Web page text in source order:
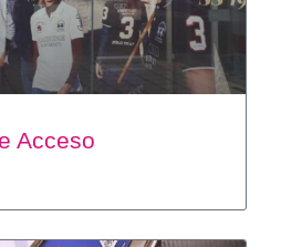
Acceso